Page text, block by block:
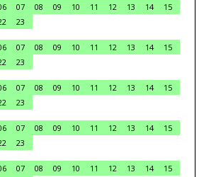
07 08 09 10 11 12 13 14
15
23
07 08 09 10 11 12 13 14
15
23
07 08 09 10 11 12 13 14
15
23
07 08 09 10 11 12 13 14
15
23
07 08 09 10 11 12 13 14
15